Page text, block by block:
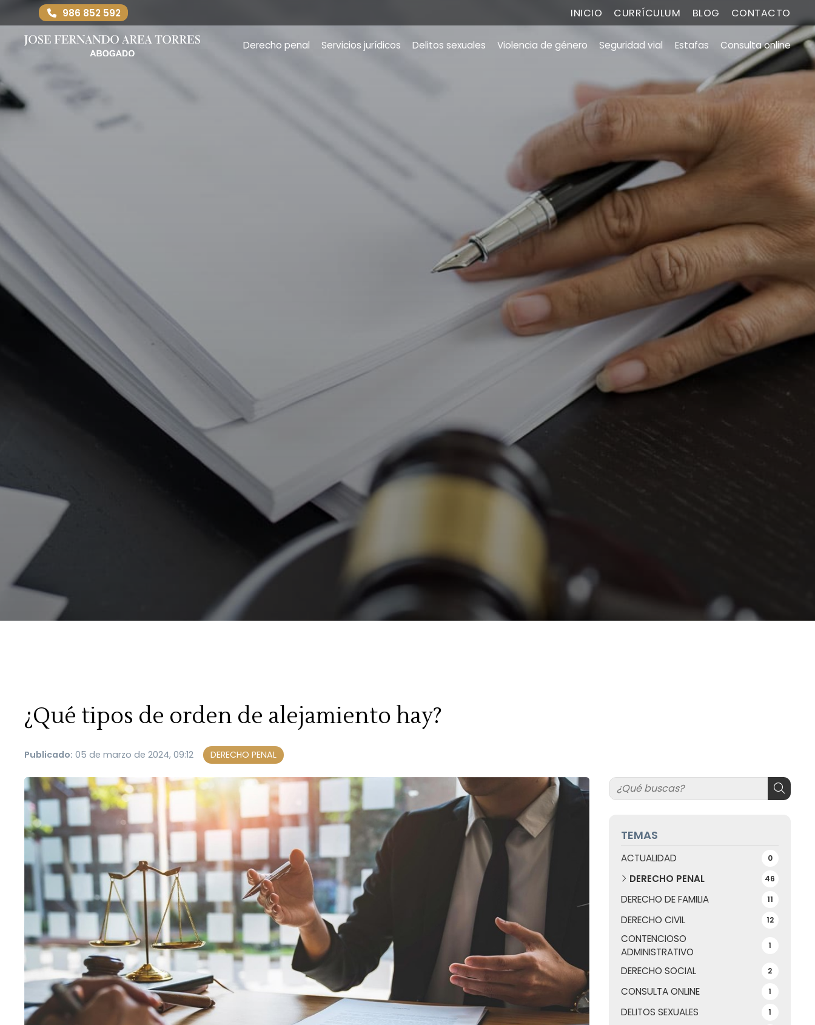
986 852 592 INICIO CURRÍCULUM BLOG CONTACTO
Derecho penal Servicios jurídicos Delitos sexuales Violencia de género Seguridad vial Estafas Consulta online
¿Qué tipos de orden de alejamiento hay?
Publicado: 05 de marzo de 2024, 09:12 DERECHO PENAL
TEMAS
ACTUALIDAD 0
DERECHO PENAL 46
DERECHO DE FAMILIA 11
DERECHO CIVIL 12
CONTENCIOSO
ADMINISTRATIVO
1
DERECHO SOCIAL 2
CONSULTA ONLINE 1
DELITOS SEXUALES 1